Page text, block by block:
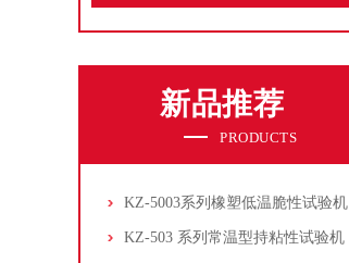
新品推荐
PRODUCTS
KZ-5003系列橡塑低温脆性试验机
KZ-503 系列常温型持粘性试验机